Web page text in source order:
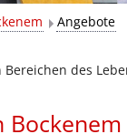
Angebote
des
Bockenem